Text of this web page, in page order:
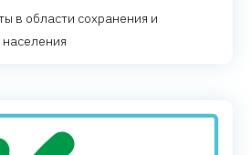
в области сохранения и